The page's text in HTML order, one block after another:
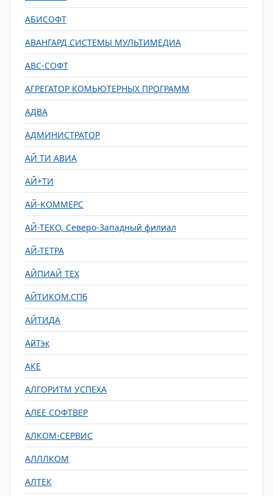
АБИСОФТ
АВАНГАРД СИСТЕМЫ МУЛЬТИМЕДИА
АВС-СОФТ
АГРЕГАТОР КОМЬЮТЕРНЫХ ПРОГРАММ
АДВА
АДМИНИСТРАТОР
АЙ ТИ АВИА
АЙ+ТИ
АЙ-КОММЕРС
АЙ-ТЕКО, Северо-Западный филиал
АЙ-ТЕТРА
АЙПИАЙ ТЕХ
АЙТИКОМ.СПб
АЙТИДА
АйТэк
АКЕ
АЛГОРИТМ УСПЕХА
АЛЕЕ СОФТВЕР
АЛКОМ-СЕРВИС
АЛЛЛКОМ
АЛТЕК